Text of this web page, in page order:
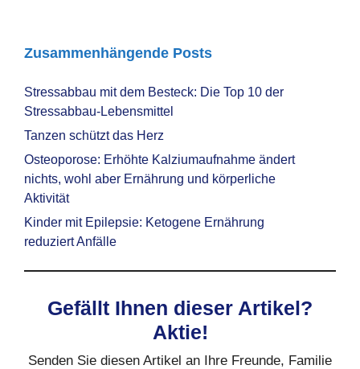
Zusammenhängende Posts
Stressabbau mit dem Besteck: Die Top 10 der
Stressabbau-Lebensmittel
Tanzen schützt das Herz
Osteoporose: Erhöhte Kalziumaufnahme ändert
nichts, wohl aber Ernährung und körperliche
Aktivität
Kinder mit Epilepsie: Ketogene Ernährung
reduziert Anfälle
Gefällt Ihnen dieser Artikel?
Aktie!
Senden Sie diesen Artikel an Ihre Freunde, Familie